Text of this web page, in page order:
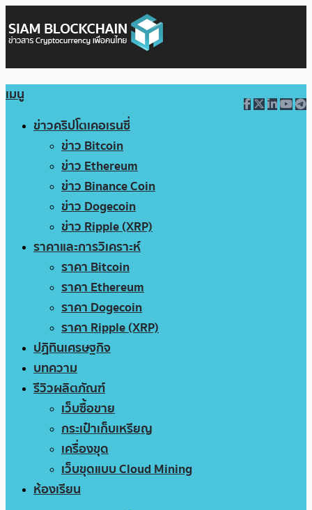
เมนู
ข่าวคริปโตเคอเรนซี่
ข่าว Bitcoin
ข่าว Ethereum
ข่าว Binance Coin
ข่าว Dogecoin
ข่าว Ripple (XRP)
ราคาและการวิเคราะห์
ราคา Bitcoin
ราคา Ethereum
ราคา Dogecoin
ราคา Ripple (XRP)
ปฏิทินเศรษฐกิจ
บทความ
รีวิวผลิตภัณฑ์
เว็บซื้อขาย
กระเป๋าเก็บเหรียญ
เครื่องขุด
เว็บขุดแบบ Cloud Mining
ห้องเรียน